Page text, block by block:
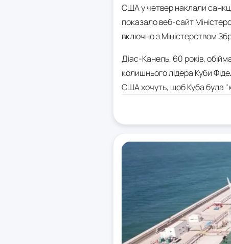
США у четвер наклали
показало веб-сайт
включно з Міністерством
Діас-Канель, 60 років,
колишнього лідера Куби
США хочуть, щоб Куба була